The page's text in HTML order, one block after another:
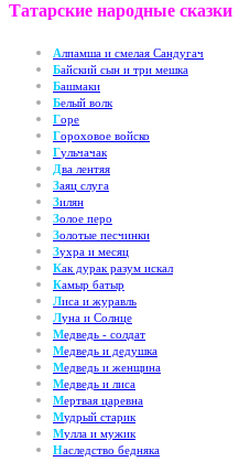
Татарские народные сказки
Алпамша и смелая Сандугач
Байский сын и три мешка
Башмаки
Белый волк
Горе
Гороховое войско
Гульчачак
Два лентяя
Заяц слуга
Зилян
Золое перо
Золотые песчинки
Зухра и месяц
Как дурак разум искал
Камыр батыр
Лиса и журавль
Луна и Солнце
Медведь - солдат
Медведь и дедушка
Медведь и женщина
Медведь и лиса
Мертвая царевна
Мудрый старик
Мулла и мужик
Наследство бедняка